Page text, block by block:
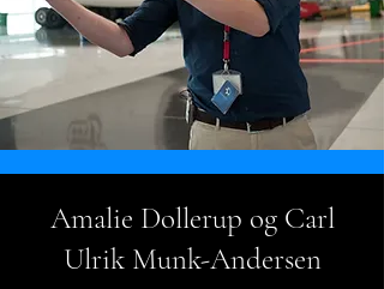
Amalie Dollerup og Carl
Ulrik Munk-Andersen